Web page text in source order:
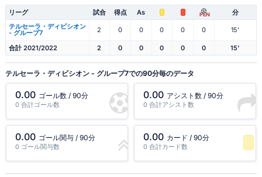
リーグ 試合 得点 As PEN
分
テルセーラ・ディビシオン
- グループ7 2 0 0 0 0 0 15'
合計 2021/2022 2 0 0 0 0 0 15'
テルセーラ・ディビシオン - グループ7での90分毎のデータ
0.00 ゴール数 / 90分
0 合計ゴール数
0.00 アシスト数 / 90分
0 合計アシスト数
0.00 ゴール関与 / 90分
0 ゴール関与数
0.00 カード / 90分
0 合計カード数